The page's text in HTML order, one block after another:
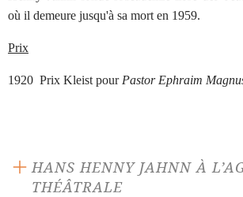
où il demeure jusqu'à sa mort en 1959.
Prix
1920 Prix Kleist pour Pastor Ephraim
HANS HENNY JAHNN À
THÉÂTRALE